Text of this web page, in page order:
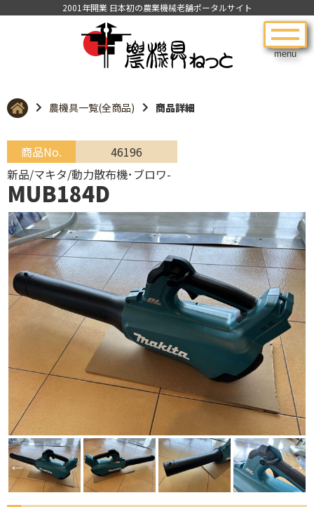
menu
2001年開業 日本初の農業機械老舗ポータルサイト
農機具一覧(全商品) 商品詳細
商品No.
46196
新品/マキタ/動力散布機･ブロワ-
MUB184D